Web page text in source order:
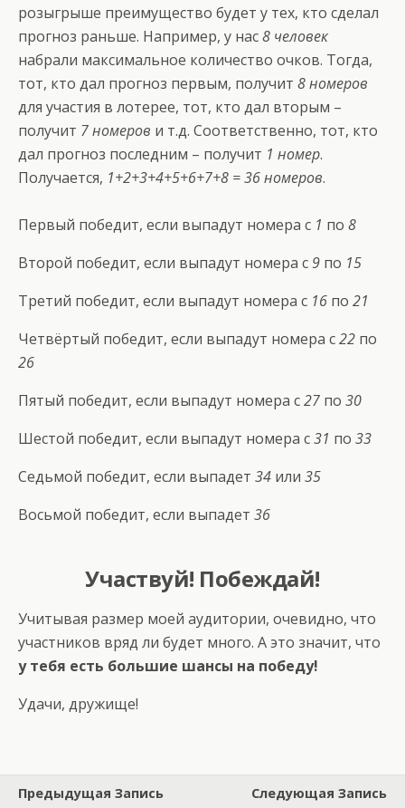
розыгрыше преимущество будет у тех, кто сделал
прогноз раньше. Например, у нас8 человек
набрали максимальное количество очков. Тогда,
тот, кто дал прогноз первым, получит 8 номеров
для участия в лотерее, тот, кто дал вторым –
получит 7 номеров и т.д. Соответственно, тот, кто
дал прогноз последним – получит 1 номер.
Получается, 1+2+3+4+5+6+7+8 = 36 номеров.
Первый победит, если выпадут номера с 1 по 8
Второй победит, если выпадут номера с9 по 15
Третий победит, если выпадут номера с 16 по 21
Четвёртый победит, если выпадут номера с22 по
26
Пятый победит, если выпадут номера с27 по 30
Шестой победит, если выпадут номера с31 по 33
Седьмой победит, если выпадет 34 или 35
Восьмой победит, если выпадет 36
Участвуй! Побеждай!
Учитывая размер моей аудитории, очевидно, что
участников вряд ли будет много. А это значит, что
у тебя есть большие шансы на победу!
Удачи, дружище!
Предыдущая Запись
Следующая Запись